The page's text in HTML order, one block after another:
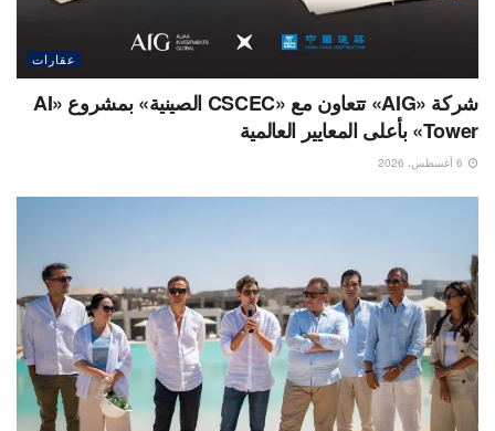
عقارات
شركة «AIG» تتعاون مع «CSCEC الصينية» بمشروع «AI
Tower» بأعلى المعايير العالمية